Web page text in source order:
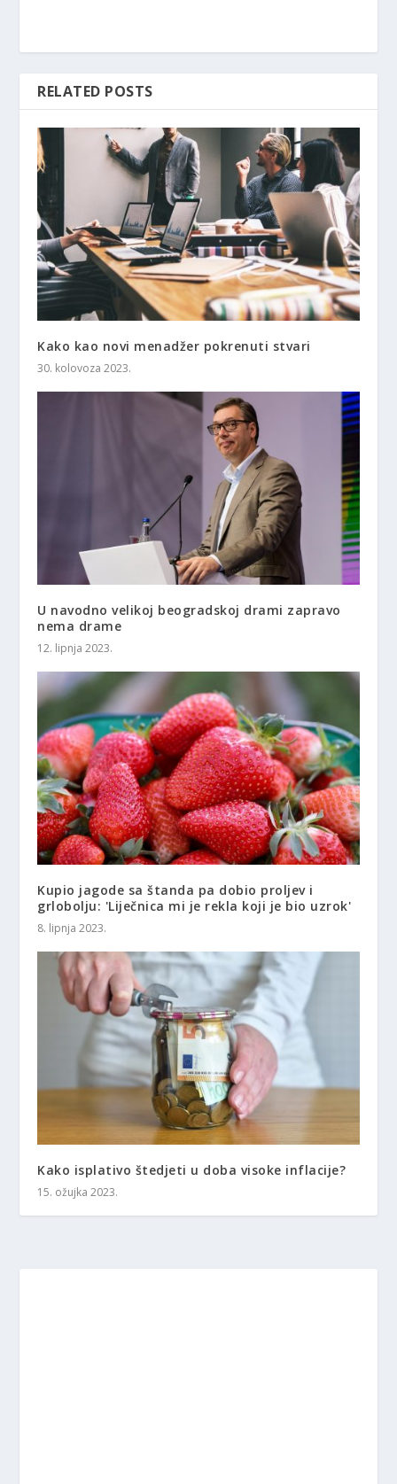
RELATED POSTS
Kako kao novi menadžer pokrenuti stvari
30. kolovoza 2023.
U navodno velikoj beogradskoj drami zapravo
nema drame
12. lipnja 2023.
Kupio jagode sa štanda pa dobio proljev i
grlobolju: 'Liječnica mi je rekla koji je bio uzrok'
8. lipnja 2023.
Kako isplativo štedjeti u doba visoke inflacije?
15. ožujka 2023.